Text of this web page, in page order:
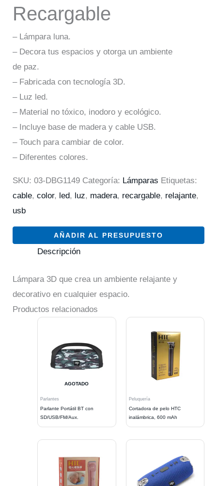
Recargable
– Lámpara luna.
– Decora tus espacios y otorga un ambiente
de paz.
– Fabricada con tecnología 3D.
– Luz led.
– Material no tóxico, inodoro y ecológico.
– Incluye base de madera y cable USB.
– Touch para cambiar de color.
– Diferentes colores.
SKU:03-DBG1149 Categoría: Lámparas Etiquetas:
cable,color, led, luz, madera, recargable, relajante,
usb
AÑADIR AL PRESUPUESTO
Descripción
Lámpara 3D que crea un ambiente relajante y
decorativo en cualquier espacio.
Productos relacionados
AGOTADO
Parlantes
Parlante Portátil BT con
SD/USB/FM/Aux.
Peluquería
Cortadora de pelo HTC
inalámbrica, 600 mAh